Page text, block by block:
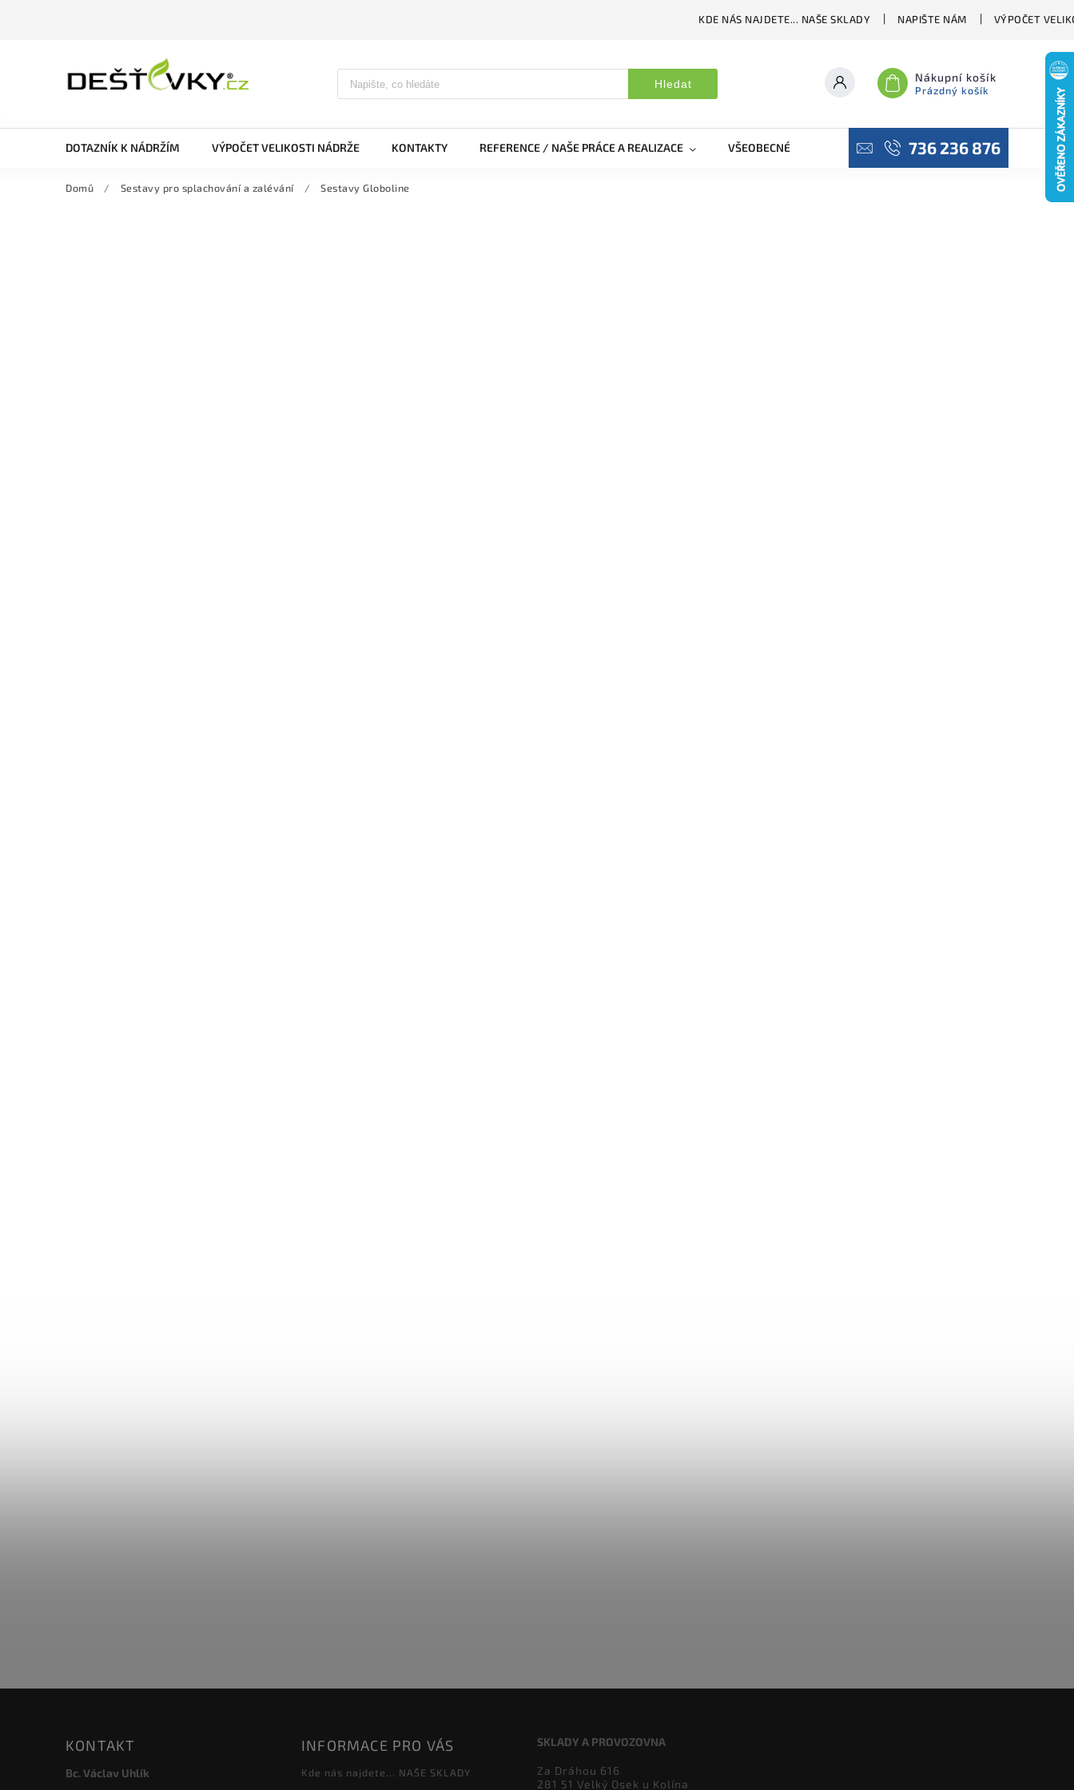
KDE NÁS NAJDETE... NAŠE SKLADY NAPIŠTE NÁM VÝPOČET
Hledat Nákupní košík
Prázdný košík
DOTAZNÍK K NÁDRŽÍM VÝPOČET VELIKOSTI NÁDRŽE KONTAKTY REFERENCE / NAŠE PRÁCE A REALIZACE VŠEOBECNÉ OBCHODNÍ PODMÍNKY PODMÍNKY OCHRANY
736 236 876
Domů / Sestavy pro splachování a zalévání / Sestavy Globoline
KONTAKT
Bc. Václav Uhlík
INFORMACE PRO VÁS
Kde nás najdete... NAŠE SKLADY
SKLADY A PROVOZOVNA
Za Dráhou 616
281 51 Velký Osek u Kolína